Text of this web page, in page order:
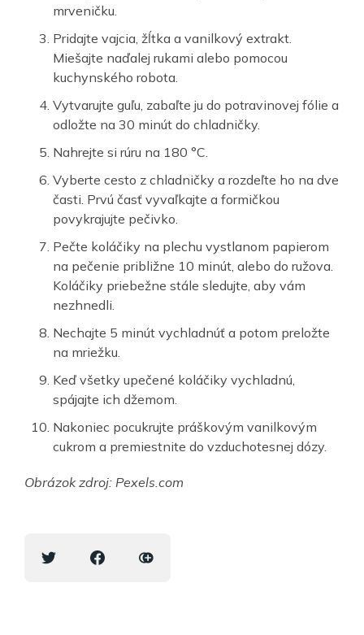
mrveničku.
Pridajte vajcia, žĺtka a vanilkový extrakt.
Miešajte naďalej rukami alebo pomocou
kuchynského robota.
Vytvarujte guľu, zabaľte ju do potravinovej fólie a
odložte na 30 minút do chladničky.
Nahrejte si rúru na 180 °C.
Vyberte cesto z chladničky a rozdeľte ho na dve
časti. Prvú časť vyvaľkajte a formičkou
povykrajujte pečivko.
Pečte koláčiky na plechu vystlanom papierom
na pečenie približne 10 minút, alebo do ružova.
Koláčiky priebežne stále sledujte, aby vám
nezhnedli.
Nechajte 5 minút vychladnúť a potom preložte
na mriežku.
Keď všetky upečené koláčiky vychladnú,
spájajte ich džemom.
Nakoniec pocukrujte práškovým vanilkovým
cukrom a premiestnite do vzduchotesnej dózy.
Obrázok zdroj: Pexels.com